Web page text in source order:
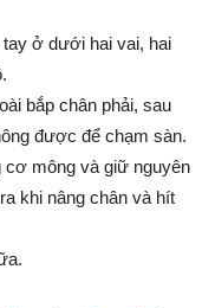
tay ở dưới hai vai, hai
bắp chân phải, sau
được để chạm sàn.
cơ mông và giữ nguyên
khi nâng chân và hít